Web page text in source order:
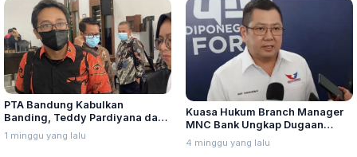
PTA Bandung Kabulkan
Banding, Teddy Pardiyana dan
Bintang Ditetapkan Ahli Waris
Lina Jubaedah
1 minggu yang lalu
Kuasa Hukum Branch Manager
MNC Bank Ungkap Dugaan
Penganiayaan oleh Hary Tanoe
di MNC Towe
4 minggu yang lalu